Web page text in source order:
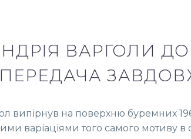
ВАРГОЛИ
випірнув на поверхню буремних
варіаціями того самого мотиву в